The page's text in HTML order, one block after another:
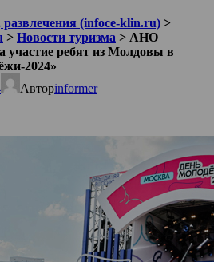
(infoce-klin.ru) >
> Новости туризма > АНО
участие ребят из Молдовы в
2024»
Авторinformer